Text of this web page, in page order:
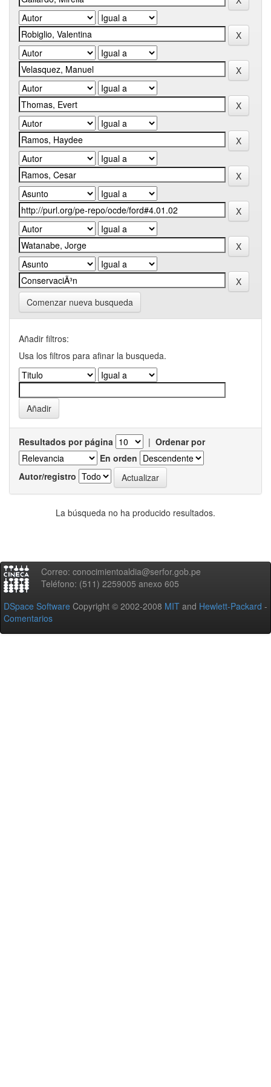
Comenzar nueva busqueda
Añadir filtros:
Usa los filtros para afinar la busqueda.
Resultados por página | Ordenar por
En orden
Autor/registro
La búsqueda no ha producido resultados.
Correo: conocimientoaldia@serfor.gob.pe
Teléfono: (511) 2259005 anexo 605
DSpace Software Copyright © 2002-2008 MIT and Hewlett-Packard -
Comentarios